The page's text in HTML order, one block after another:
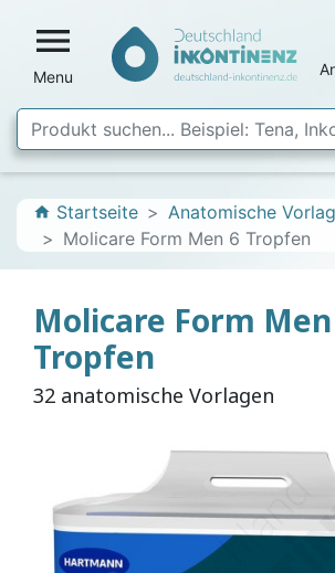

Menu
home Startseite
Anatomische
Molicare Form Men 6 Tropfen
Molicare Form
Tropfen
32 anatomische Vorlagen